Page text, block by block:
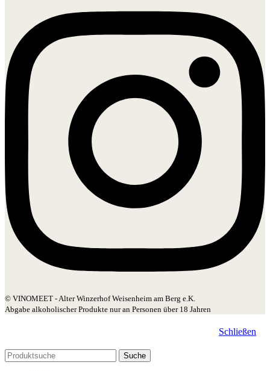
© VINOMEET - Alter Winzerhof Weisenheim am Berg e.K.
Abgabe alkoholischer Produkte nur an Personen über 18 Jahren
Schließen
Suche